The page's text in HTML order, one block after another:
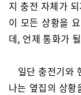
지 충전 자체가
이 모든 상황을
데, 언제 통화가
일단 충전기와
나는 옆집의 상황